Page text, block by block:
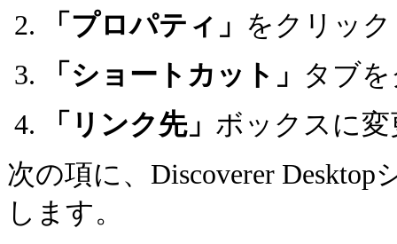
「プロパティ」 をクリッ
「ショートカット」 タブ
「リンク先」 ボックスに
次の項に、Discoverer
します。